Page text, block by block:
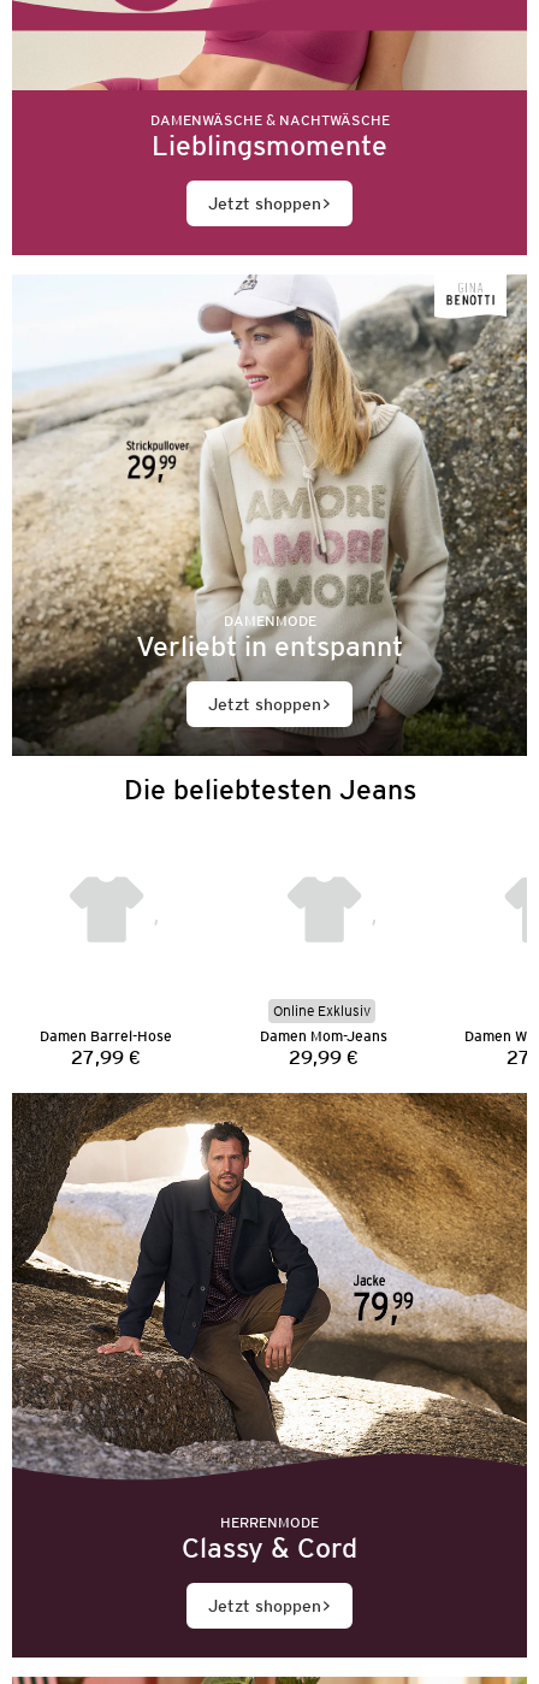
DAMENWÄSCHE & NACHTWÄSCHE
Lieblingsmomente
Jetzt shoppen
DAMENMODE
Verliebt in entspannt
Jetzt shoppen
Die beliebtesten Jeans
Damen Barrel-Hose
Preis:
27,99 €
Online Exklusiv
Damen Mom-Jeans
Preis:
29,99 €
Damen
HERRENMODE
Classy & Cord
Jetzt shoppen